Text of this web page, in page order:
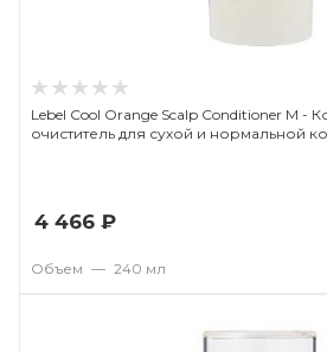
Lebel Cool Orange Scalp Conditioner M -
очиститель для сухой и нормальной
4 466 ₽
Объем — 240 мл